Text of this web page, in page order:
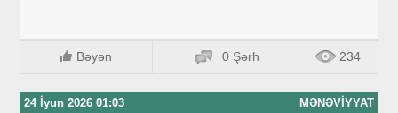
Bəyən 0 Şərh 234
24 İyun 2026 01:03 MƏNƏVIYYAT